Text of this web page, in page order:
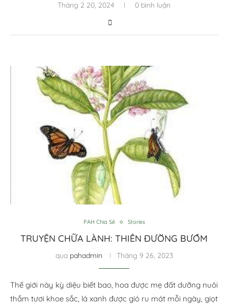
Tháng 2 20, 2024 0 bình luận
PAH Chia Sẻ Stories
TRUYỆN CHỮA LÀNH: THIÊN ĐƯỜNG BƯỚM
qua pahadmin Tháng 9 26, 2023
Thế giới này kỳ diệu biết bao, hoa được mẹ đất dưỡng nuôi
thắm tươi khoe sắc, lá xanh được gió ru mát mỗi ngày, giọt